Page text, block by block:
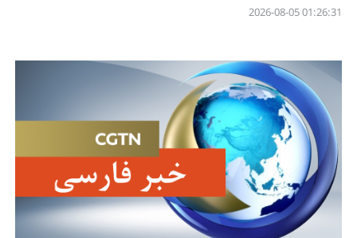
01:26:31 2026-08-05